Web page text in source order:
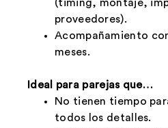
(timing, montaje,
proveedores).
Acompañamiento
meses.
Ideal para parejas que…
No tienen tiempo
todos los detalles.